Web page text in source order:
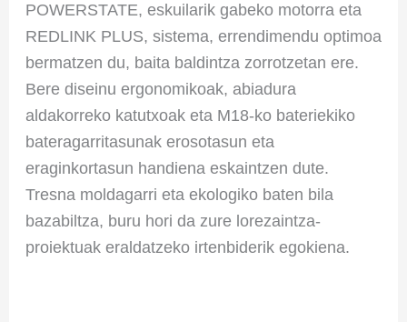
POWERSTATE, eskuilarik gabeko motorra eta
REDLINK PLUS, sistema, errendimendu optimoa
bermatzen du, baita baldintza zorrotzetan ere.
Bere diseinu ergonomikoak, abiadura
aldakorreko katutxoak eta M18-ko bateriekiko
bateragarritasunak erosotasun eta
eraginkortasun handiena eskaintzen dute.
Tresna moldagarri eta ekologiko baten bila
bazabiltza, buru hori da zure lorezaintza-
proiektuak eraldatzeko irtenbiderik egokiena.